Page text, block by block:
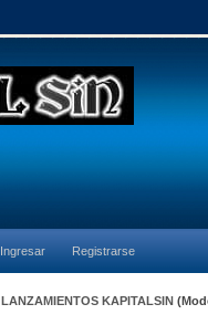
Ingresar Registrarse
LANZAMIENTOS KAPITALSIN